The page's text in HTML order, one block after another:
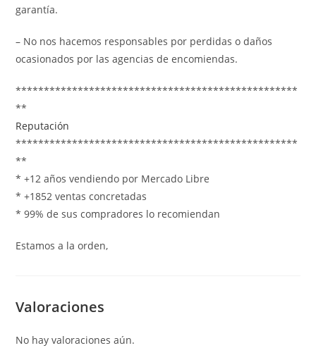
garantía.
– No nos hacemos responsables por perdidas o daños
ocasionados por las agencias de encomiendas.
**************************************************
**
Reputación
**************************************************
**
* +12 años vendiendo por Mercado Libre
* +1852 ventas concretadas
* 99% de sus compradores lo recomiendan
Estamos a la orden,
Valoraciones
No hay valoraciones aún.